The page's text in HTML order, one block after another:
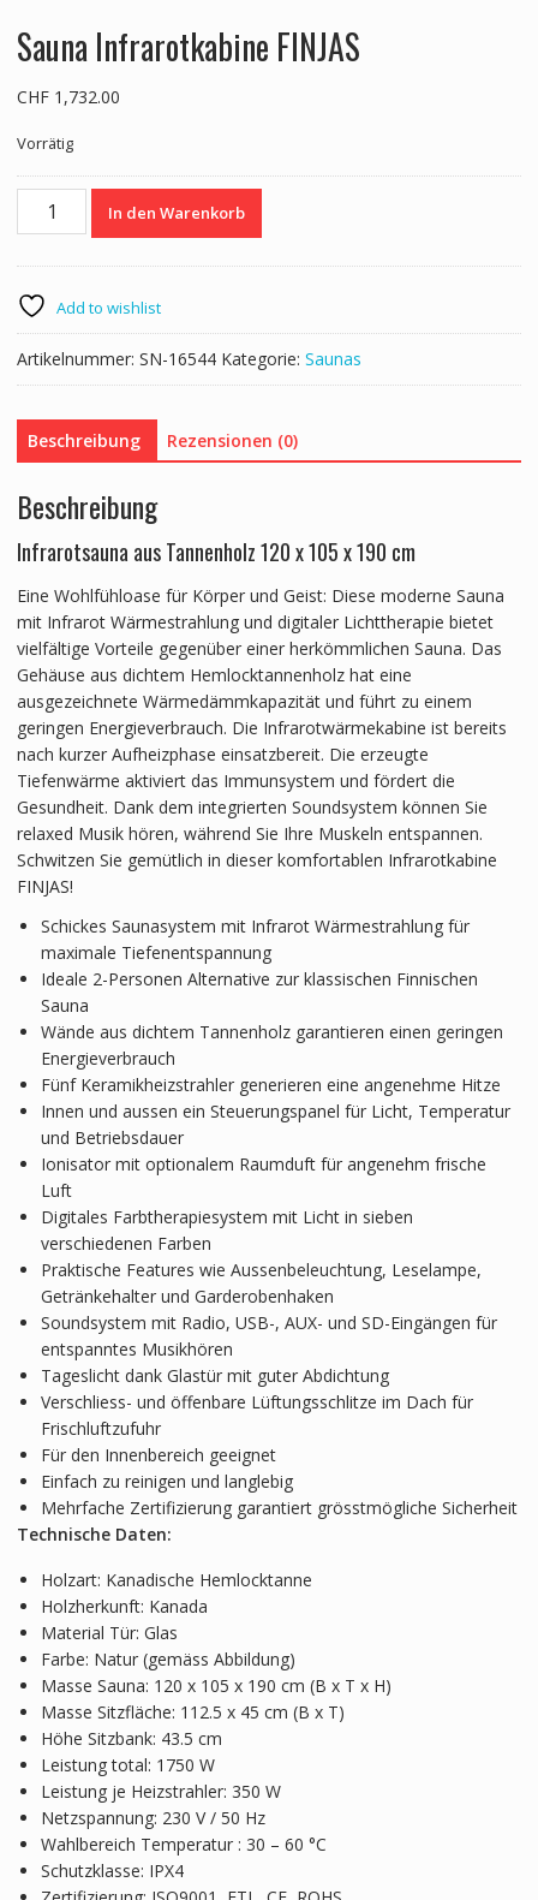
Sauna Infrarotkabine FINJAS
CHF1,732.00
Vorrätig
Sauna
In den Warenkorb
Add to wishlist
Artikelnummer: SN-16544 Kategorie: Saunas
Beschreibung Rezensionen (0)
Beschreibung
Infrarotsauna aus Tannenholz 120 x 105 x 190 cm
Eine Wohlfühloase für Körper und Geist: Diese moderne Sauna
mit Infrarot Wärmestrahlung und digitaler Lichttherapie bietet
vielfältige Vorteile gegenüber einer herkömmlichen Sauna. Das
Gehäuse aus dichtem Hemlocktannenholz hat eine
ausgezeichnete Wärmedämmkapazität und führt zu einem
geringen Energieverbrauch. Die Infrarotwärmekabine ist bereits
nach kurzer Aufheizphase einsatzbereit. Die erzeugte
Tiefenwärme aktiviert das Immunsystem und fördert die
Gesundheit. Dank dem integrierten Soundsystem können Sie
relaxed Musik hören, während Sie Ihre Muskeln entspannen.
Schwitzen Sie gemütlich in dieser komfortablen Infrarotkabine
FINJAS!
Schickes Saunasystem mit Infrarot Wärmestrahlung für
maximale Tiefenentspannung
Ideale 2-Personen Alternative zur klassischen Finnischen
Sauna
Wände aus dichtem Tannenholz garantieren einen geringen
Energieverbrauch
Fünf Keramikheizstrahler generieren eine angenehme Hitze
Innen und aussen ein Steuerungspanel für Licht, Temperatur
und Betriebsdauer
Ionisator mit optionalem Raumduft für angenehm frische
Luft
Digitales Farbtherapiesystem mit Licht in sieben
verschiedenen Farben
Praktische Features wie Aussenbeleuchtung, Leselampe,
Getränkehalter und Garderobenhaken
Soundsystem mit Radio, USB-, AUX- und SD-Eingängen für
entspanntes Musikhören
Tageslicht dank Glastür mit guter Abdichtung
Verschliess- und öffenbare Lüftungsschlitze im Dach für
Frischluftzufuhr
Für den Innenbereich geeignet
Einfach zu reinigen und langlebig
Mehrfache Zertifizierung garantiert grösstmögliche Sicherheit
Technische Daten:
Holzart: Kanadische Hemlocktanne
Holzherkunft: Kanada
Material Tür: Glas
Farbe: Natur (gemäss Abbildung)
Masse Sauna: 120 x 105 x 190 cm (B x T x H)
Masse Sitzfläche: 112.5 x 45 cm (B x T)
Höhe Sitzbank: 43.5 cm
Leistung total: 1750 W
Leistung je Heizstrahler: 350 W
Netzspannung: 230 V / 50 Hz
Wahlbereich Temperatur : 30 – 60 °C
Schutzklasse: IPX4